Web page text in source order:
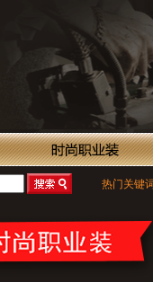
热门关键